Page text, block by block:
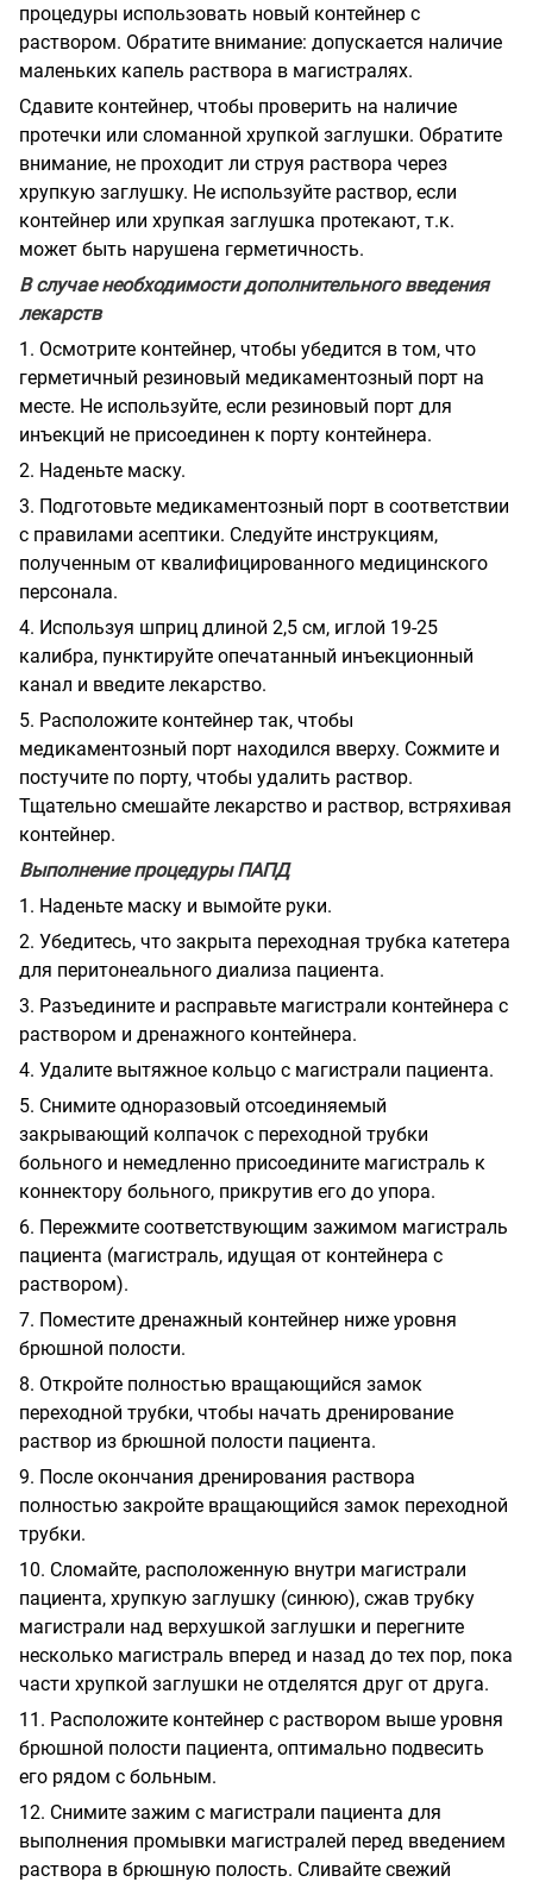
процедуры использовать новый контейнер с
раствором. Обратите внимание: допускается наличие
маленьких капель раствора в магистралях.
Сдавите контейнер, чтобы проверить на наличие
протечки или сломанной хрупкой заглушки. Обратите
внимание, не проходит ли струя раствора через
хрупкую заглушку. Не используйте раствор, если
контейнер или хрупкая заглушка протекают, т.к.
может быть нарушена герметичность.
В случае необходимости дополнительного введения
лекарств
1. Осмотрите контейнер, чтобы убедится в том, что
герметичный резиновый медикаментозный порт на
месте. Не используйте, если резиновый порт для
инъекций не присоединен к порту контейнера.
2. Наденьте маску.
3. Подготовьте медикаментозный порт в соответствии
с правилами асептики. Следуйте инструкциям,
полученным от квалифицированного медицинского
персонала.
4. Используя шприц длиной 2,5 см, иглой 19-25
калибра, пунктируйте опечатанный инъекционный
канал и введите лекарство.
5. Расположите контейнер так, чтобы
медикаментозный порт находился вверху. Сожмите и
постучите по порту, чтобы удалить раствор.
Тщательно смешайте лекарство и раствор, встряхивая
контейнер.
Выполнение процедуры ПАПД
1. Наденьте маску и вымойте руки.
2. Убедитесь, что закрыта переходная трубка катетера
для перитонеального диализа пациента.
3. Разъедините и расправьте магистрали контейнера с
раствором и дренажного контейнера.
4. Удалите вытяжное кольцо с магистрали пациента.
5. Снимите одноразовый отсоединяемый
закрывающий колпачок с переходной трубки
больного и немедленно присоедините магистраль к
коннектору больного, прикрутив его до упора.
6. Пережмите соответствующим зажимом магистраль
пациента (магистраль, идущая от контейнера с
раствором).
7. Поместите дренажный контейнер ниже уровня
брюшной полости.
8. Откройте полностью вращающийся замок
переходной трубки, чтобы начать дренирование
раствор из брюшной полости пациента.
9. После окончания дренирования раствора
полностью закройте вращающийся замок переходной
трубки.
10. Сломайте, расположенную внутри магистрали
пациента, хрупкую заглушку (синюю), сжав трубку
магистрали над верхушкой заглушки и перегните
несколько магистраль вперед и назад до тех пор, пока
части хрупкой заглушки не отделятся друг от друга.
11. Расположите контейнер с раствором выше уровня
брюшной полости пациента, оптимально подвесить
его рядом с больным.
12. Снимите зажим с магистрали пациента для
выполнения промывки магистралей перед введением
раствора в брюшную полость. Сливайте свежий